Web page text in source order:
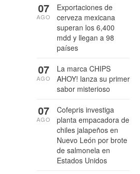
Exportaciones de
cerveza mexicana
superan los 6,400
mdd y llegan a 98
países
07
AGO
La marca CHIPS
AHOY! lanza su primer
sabor misterioso
07
AGO
Cofepris investiga
planta empacadora de
chiles jalapeños en
Nuevo León por brote
de salmonela en
Estados Unidos
07
AGO